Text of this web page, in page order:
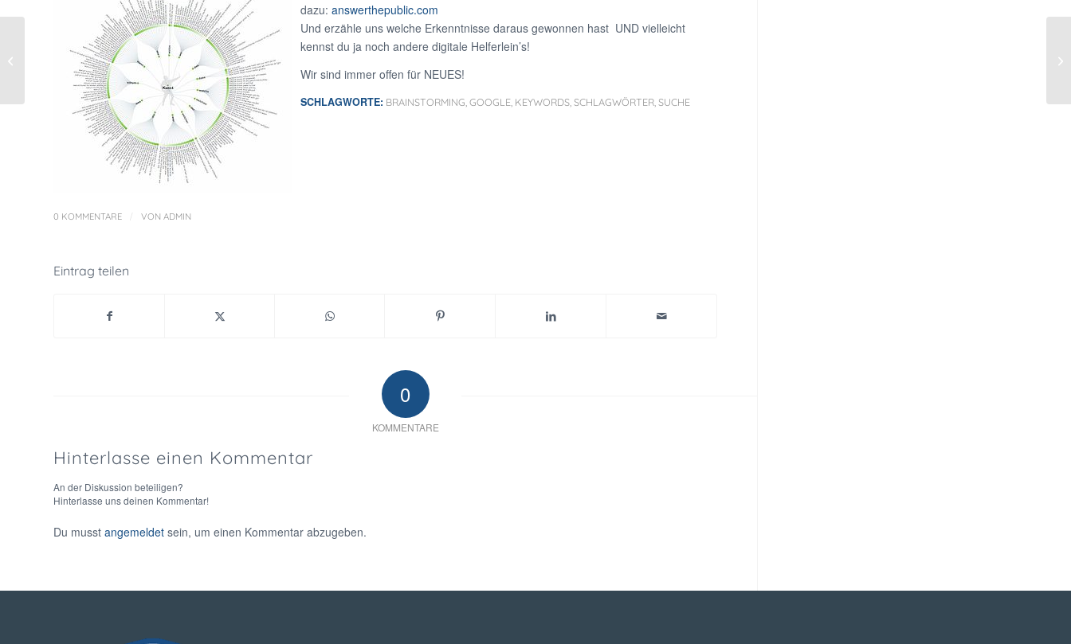
dazu: answerthepublic.com
Und erzähle uns welche Erkenntnisse daraus gewonnen hast UND vielleicht
kennst du ja noch andere digitale Helferlein’s!
Wir sind immer offen für NEUES!
0 KOMMENTARE VON ADMIN
SCHLAGWORTE: BRAINSTORMING GOOGLE KEYWORDS SCHLAGWÖRTER SUCHE
Eintrag teilen
0
KOMMENTARE
Hinterlasse einen Kommentar
An der Diskussion beteiligen?
Hinterlasse uns deinen Kommentar!
Du musst angemeldet sein, um einen Kommentar abzugeben.
We know the rules.
Let’s break them!